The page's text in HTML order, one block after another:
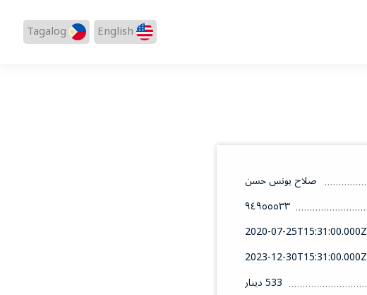
English
Tagalog
صلاح يونس حسن
٩٤٩٥٥٥٣٣
2020-07-25T15:31:00.000Z
2023-12-30T15:31:00.000Z
533 دينار